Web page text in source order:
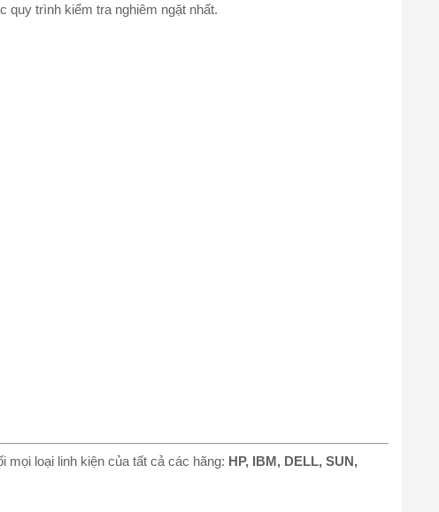
trình kiểm tra nghiêm ngặt nhất.
mọi loại linh kiện của tất cả các hãng: HP, IBM, DELL, SUN,